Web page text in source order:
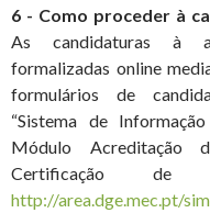
6 - Como proceder à
As candidaturas à
formalizadas online
formulários de
“Sistema de
Módulo Acreditação
Certificação de
http://area.dge.mec.pt/